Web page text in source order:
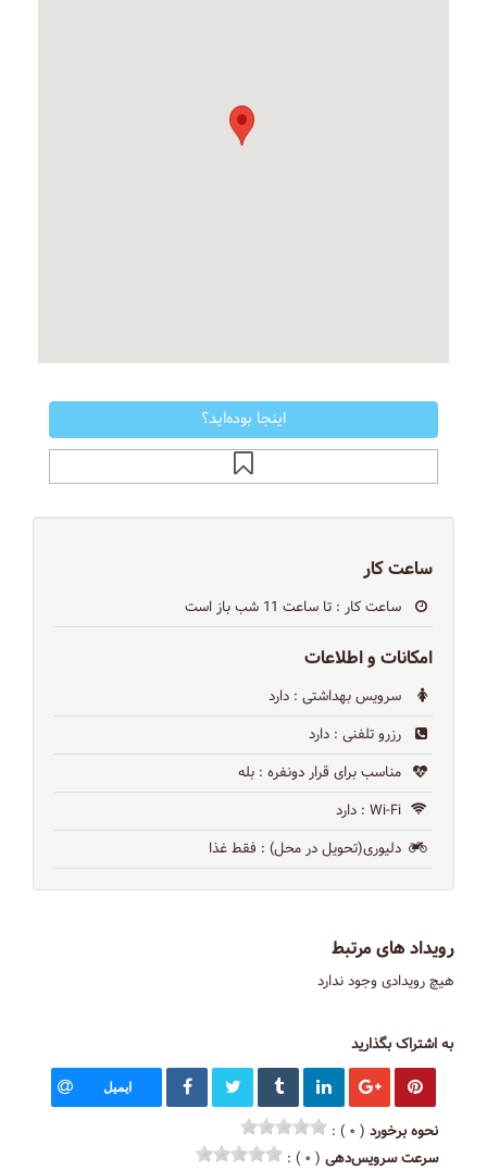
اینجا بوده‌اید؟
ساعت کار
ساعت کار : تا ساعت 11 شب باز است
امکانات و اطلاعات
سرویس بهداشتی : دارد
رزرو تلفنی : دارد
مناسب برای قرار دونفره : بله
Wi-Fi : دارد
دلیوری(تحویل در محل) : فقط غذا
رویداد های مرتبط
هیچ رویدادی وجود ندارد
به اشتراک بگذارید
ایمیل
نحوه برخورد ( ۰ ) :
سرعت سرویس‌دهی ( ۰ ) :